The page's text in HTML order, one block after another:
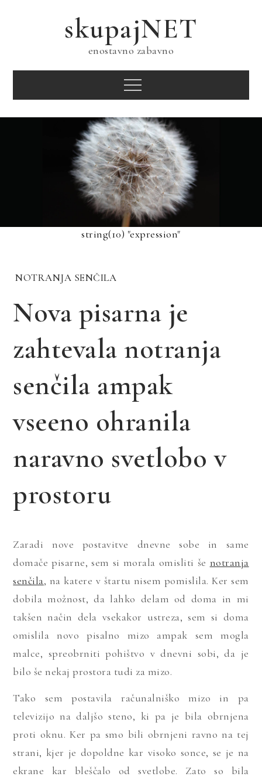
skupajNET
enostavno zabavno
Menu
string(10) "expression"
NOTRANJA SENČILA
Nova pisarna je
zahtevala notranja
senčila ampak
vseeno ohranila
naravno svetlobo v
prostoru
Zaradi nove postavitve dnevne sobe in same
domače pisarne, sem si morala omisliti še notranja
senčila, na katere v štartu nisem pomislila. Ker sem
dobila možnost, da lahko delam od doma in mi
takšen način dela vsekakor ustreza, sem si doma
omislila novo pisalno mizo ampak sem mogla
malce, spreobrniti pohištvo v dnevni sobi, da je
bilo še nekaj prostora tudi za mizo.
Tako sem postavila računalniško mizo in pa
televizijo na daljšo steno, ki pa je bila obrnjena
proti oknu. Ker pa smo bili obrnjeni ravno na tej
strani, kjer je dopoldne kar visoko sonce, se je na
ekrane kar bleščalo od svetlobe. Zato so bila